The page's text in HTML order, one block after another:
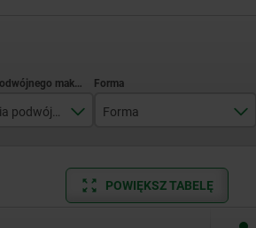
Forma
POWIĘKSZ TABELĘ